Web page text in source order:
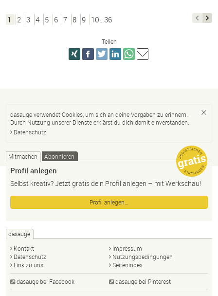
1 2 3 4 5 6 7 8 9 10…36
Teilen
dasauge verwendet Cookies, um sich an deine Vorgaben zu erinnern.
Durch Nutzung unserer Dienste erklärst du dich damit einverstanden.
Datenschutz
Mitmachen Abonnieren
Profil anlegen
Selbst kreativ? Jetzt gratis dein Profil anlegen – mit Werkschau!
Profil anlegen…
dasauge
Kontakt
Impressum
Datenschutz
Nutzungsbedingungen
Link zu uns
Seitenindex
dasauge bei Facebook dasauge bei Pinterest